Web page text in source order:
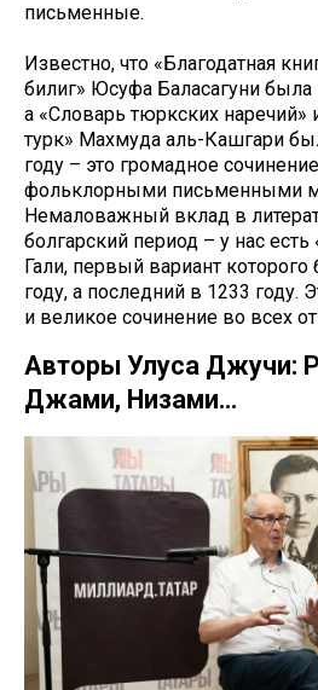
письменные.
Известно, что «Благодатная
билиг» Юсуфа Баласагуни была
а «Словарь тюркских наречий»
турк» Махмуда аль-Кашгари
году – это громадное
фольклорными письменными
Немаловажный вклад в
болгарский период – у нас
Гали, первый вариант
году, а последний в 1233 году.
и великое сочинение во всех
Авторы Улуса Джучи:
Джами, Низами…